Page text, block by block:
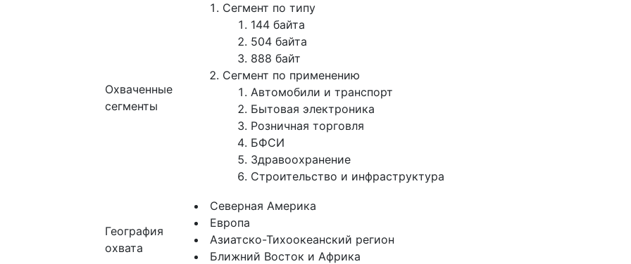
Охваченные
сегменты
Сегмент по типу
144 байта
504 байта
888 байт
Сегмент по применению
Автомобили и транспорт
Бытовая электроника
Розничная торговля
БФСИ
Здравоохранение
Строительство и инфраструктура
География
охвата
Северная Америка
Европа
Азиатско-Тихоокеанский регион
Ближний Восток и Африка